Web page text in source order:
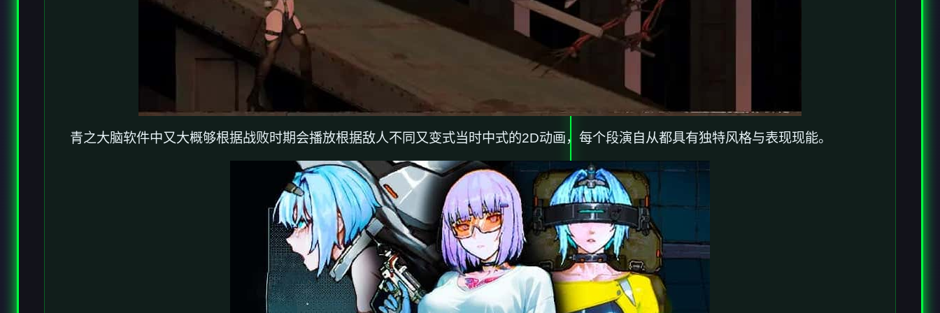
青之大脑软件中又大概够根据战败时期会播放根据敌人不同又变式当时中式的2D动画，每个段演自从都具有独特风格与表现现能。